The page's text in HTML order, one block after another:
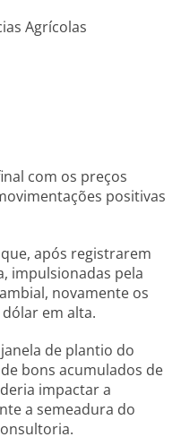
Agrícolas
com os preços
positivas
após registrarem
impulsionadas pela
novamente os
em alta.
de plantio do
bons acumulados de
impactar a
a semeadura do